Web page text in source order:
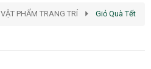
VẬT PHẨM TRANG TRÍ Giỏ Quà Tết